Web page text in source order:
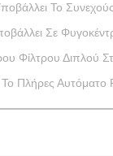
Λειτουρίας
Στη Χωριστή
Σειράς HR Ss304
Αυτόματο PLC